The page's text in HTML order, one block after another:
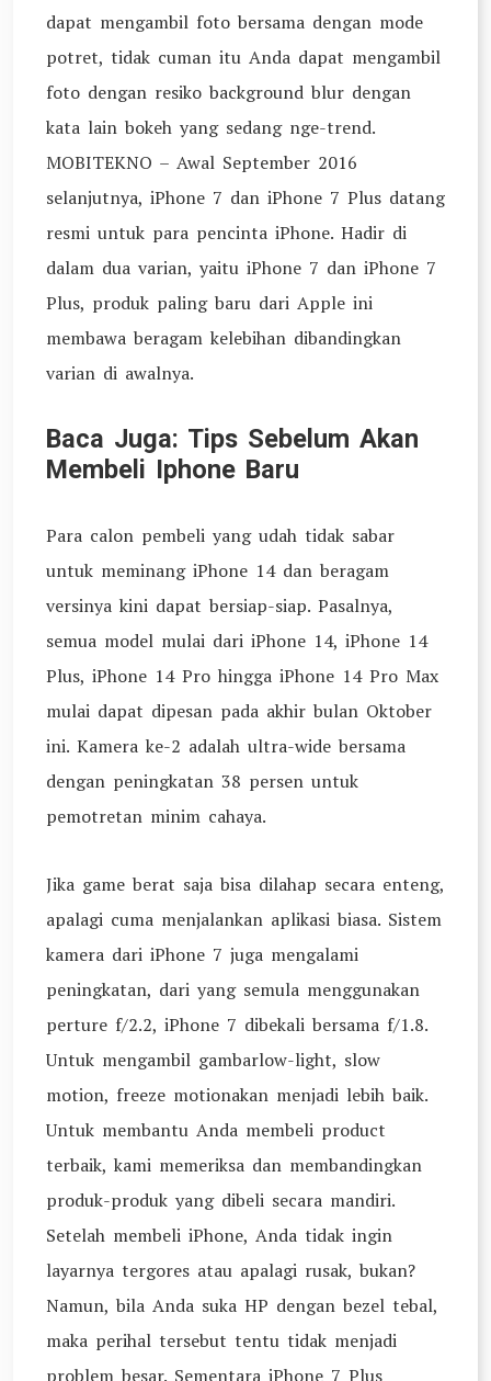
dapat mengambil foto bersama dengan mode
potret, tidak cuman itu Anda dapat mengambil
foto dengan resiko background blur dengan
kata lain bokeh yang sedang nge-trend.
MOBITEKNO – Awal September 2016
selanjutnya, iPhone 7 dan iPhone 7 Plus datang
resmi untuk para pencinta iPhone. Hadir di
dalam dua varian, yaitu iPhone 7 dan iPhone 7
Plus, produk paling baru dari Apple ini
membawa beragam kelebihan dibandingkan
varian di awalnya.
Baca Juga: Tips Sebelum Akan
Membeli Iphone Baru
Para calon pembeli yang udah tidak sabar
untuk meminang iPhone 14 dan beragam
versinya kini dapat bersiap-siap. Pasalnya,
semua model mulai dari iPhone 14, iPhone 14
Plus, iPhone 14 Pro hingga iPhone 14 Pro Max
mulai dapat dipesan pada akhir bulan Oktober
ini. Kamera ke-2 adalah ultra-wide bersama
dengan peningkatan 38 persen untuk
pemotretan minim cahaya.
Jika game berat saja bisa dilahap secara enteng,
apalagi cuma menjalankan aplikasi biasa. Sistem
kamera dari iPhone 7 juga mengalami
peningkatan, dari yang semula menggunakan
perture f/2.2, iPhone 7 dibekali bersama f/1.8.
Untuk mengambil gambarlow-light, slow
motion, freeze motionakan menjadi lebih baik.
Untuk membantu Anda membeli product
terbaik, kami memeriksa dan membandingkan
produk-produk yang dibeli secara mandiri.
Setelah membeli iPhone, Anda tidak ingin
layarnya tergores atau apalagi rusak, bukan?
Namun, bila Anda suka HP dengan bezel tebal,
maka perihal tersebut tentu tidak menjadi
problem besar. Sementara iPhone 7 Plus